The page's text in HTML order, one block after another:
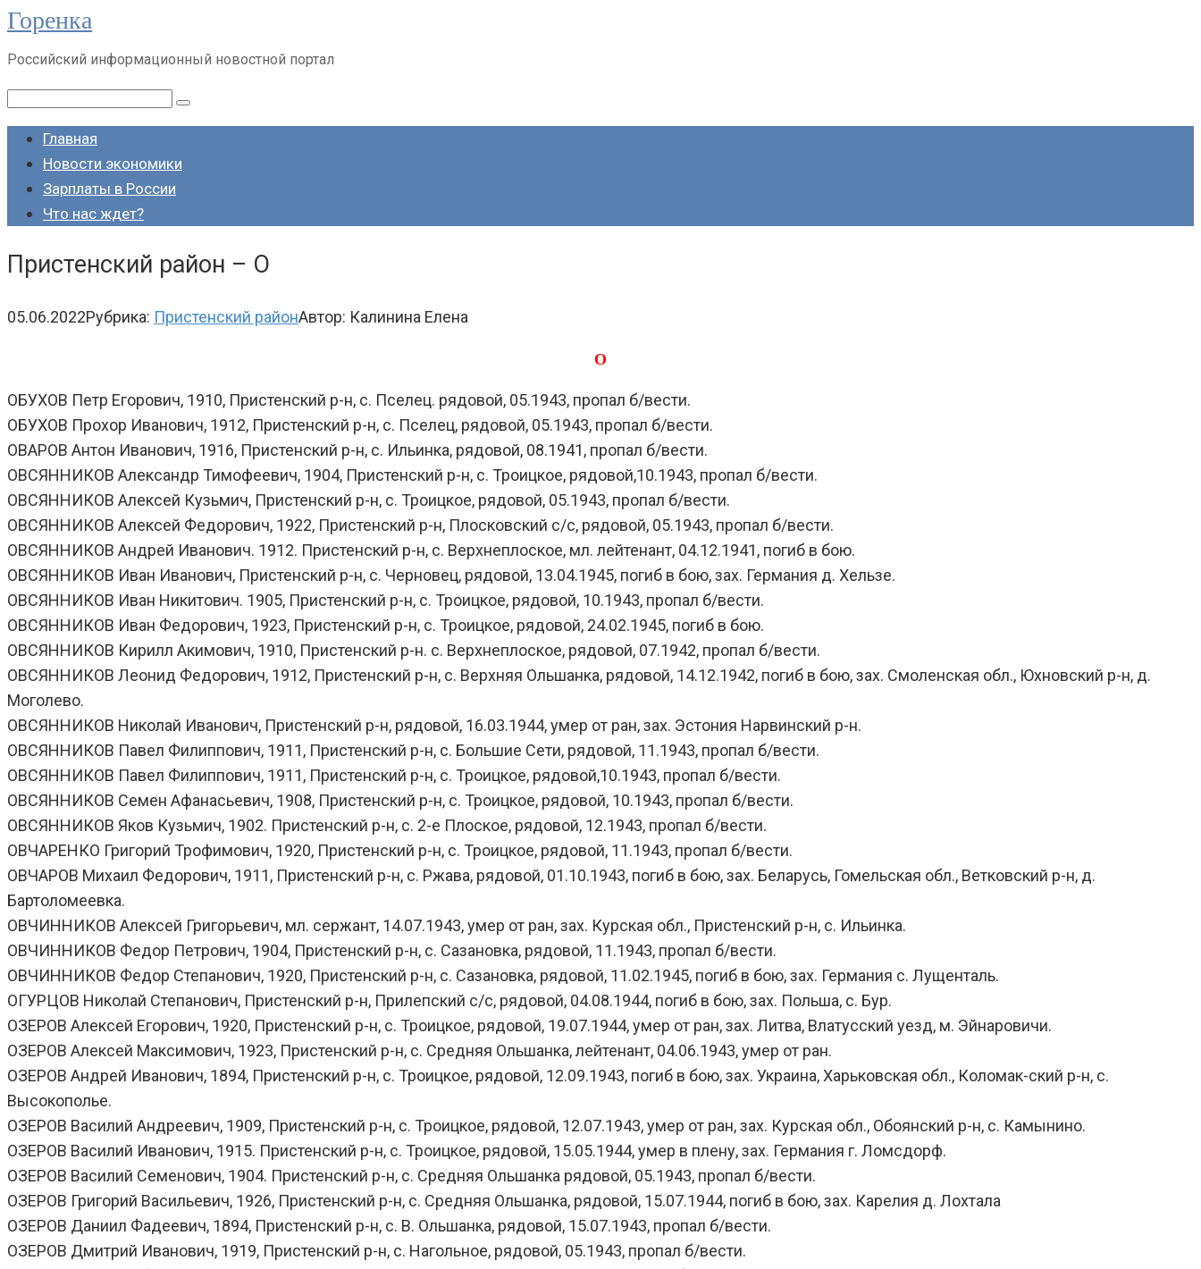
Перейти
контенту
Горенка
Российский информационный новостной портал
Поиск:
Главная
Новости экономики
Зарплаты в России
Что нас ждет?
Пристенский район – О
05.06.2022Рубрика: Пристенский районАвтор: Калинина Елена
О
ОБУХОВ Петр Егорович, 1910, Пристенский р-н, с. Пселец. рядовой, 05.1943, пропал б/вести.
ОБУХОВ Прохор Иванович, 1912, Пристенский р-н, с. Пселец, рядовой, 05.1943, пропал б/вести.
ОВАРОВ Антон Иванович, 1916, Пристенский р-н, с. Ильинка, рядовой, 08.1941, пропал б/вести.
ОВСЯННИКОВ Александр Тимофеевич, 1904, Пристенский р-н, с. Троицкое, рядовой,10.1943, пропал б/вести.
ОВСЯННИКОВ Алексей Кузьмич, Пристенский р-н, с. Троицкое, рядовой, 05.1943, пропал б/вести.
ОВСЯННИКОВ Алексей Федорович, 1922, Пристенский р-н, Плосковский с/с, рядовой, 05.1943, пропал б/вести.
ОВСЯННИКОВ Андрей Иванович. 1912. Пристенский р-н, с. Верхнеплоское, мл. лейтенант, 04.12.1941, погиб в бою.
ОВСЯННИКОВ Иван Иванович, Пристенский р-н, с. Черновец, рядовой, 13.04.1945, погиб в бою, зах. Германия д. Хельзе.
ОВСЯННИКОВ Иван Никитович. 1905, Пристенский р-н, с. Троицкое, рядовой, 10.1943, пропал б/вести.
ОВСЯННИКОВ Иван Федорович, 1923, Пристенский р-н, с. Троицкое, рядовой, 24.02.1945, погиб в бою.
ОВСЯННИКОВ Кирилл Акимович, 1910, Пристенский р-н. с. Верхнеплоское, рядовой, 07.1942, пропал б/вести.
ОВСЯННИКОВ Леонид Федорович, 1912, Пристенский р-н, с. Верхняя Ольшанка, рядовой, 14.12.1942, погиб в бою, зах. Смоленская обл., Юхновский р-н, д.
Моголево.
ОВСЯННИКОВ Николай Иванович, Пристенский р-н, рядовой, 16.03.1944, умер от ран, зах. Эстония Нарвинский р-н.
ОВСЯННИКОВ Павел Филиппович, 1911, Пристенский р-н, с. Большие Сети, рядовой, 11.1943, пропал б/вести.
ОВСЯННИКОВ Павел Филиппович, 1911, Пристенский р-н, с. Троицкое, рядовой,10.1943, пропал б/вести.
ОВСЯННИКОВ Семен Афанасьевич, 1908, Пристенский р-н, с. Троицкое, рядовой, 10.1943, пропал б/вести.
ОВСЯННИКОВ Яков Кузьмич, 1902. Пристенский р-н, с. 2-е Плоское, рядовой, 12.1943, пропал б/вести.
ОВЧАРЕНКО Григорий Трофимович, 1920, Пристенский р-н, с. Троицкое, рядовой, 11.1943, пропал б/вести.
ОВЧАРОВ Михаил Федорович, 1911, Пристенский р-н, с. Ржава, рядовой, 01.10.1943, погиб в бою, зах. Беларусь, Гомельская обл., Ветковский р-н, д.
Бартоломеевка.
ОВЧИННИКОВ Алексей Григорьевич, мл. сержант, 14.07.1943, умер от ран, зах. Курская обл., Пристенский р-н, с. Ильинка.
ОВЧИННИКОВ Федор Петрович, 1904, Пристенский р-н, с. Сазановка, рядовой, 11.1943, пропал б/вести.
ОВЧИННИКОВ Федор Степанович, 1920, Пристенский р-н, с. Сазановка, рядовой, 11.02.1945, погиб в бою, зах. Германия с. Лущенталь.
ОГУРЦОВ Николай Степанович, Пристенский р-н, Прилепский с/с, рядовой, 04.08.1944, погиб в бою, зах. Польша, с. Бур.
ОЗЕРОВ Алексей Егорович, 1920, Пристенский р-н, с. Троицкое, рядовой, 19.07.1944, умер от ран, зах. Литва, Влатусский уезд, м. Эйнаровичи.
ОЗЕРОВ Алексей Максимович, 1923, Пристенский р-н, с. Средняя Ольшанка, лейтенант, 04.06.1943, умер от ран.
ОЗЕРОВ Андрей Иванович, 1894, Пристенский р-н, с. Троицкое, рядовой, 12.09.1943, погиб в бою, зах. Украина, Харьковская обл., Коломак-ский р-н, с.
Высокополье.
ОЗЕРОВ Василий Андреевич, 1909, Пристенский р-н, с. Троицкое, рядовой, 12.07.1943, умер от ран, зах. Курская обл., Обоянский р-н, с. Камынино.
ОЗЕРОВ Василий Иванович, 1915. Пристенский р-н, с. Троицкое, рядовой, 15.05.1944, умер в плену, зах. Германия г. Ломсдорф.
ОЗЕРОВ Василий Семенович, 1904. Пристенский р-н, с. Средняя Ольшанка рядовой, 05.1943, пропал б/вести.
ОЗЕРОВ Григорий Васильевич, 1926, Пристенский р-н, с. Средняя Ольшанка, рядовой, 15.07.1944, погиб в бою, зах. Карелия д. Лохтала
ОЗЕРОВ Даниил Фадеевич, 1894, Пристенский р-н, с. В. Ольшанка, рядовой, 15.07.1943, пропал б/вести.
ОЗЕРОВ Дмитрий Иванович, 1919, Пристенский р-н, с. Нагольное, рядовой, 05.1943, пропал б/вести.